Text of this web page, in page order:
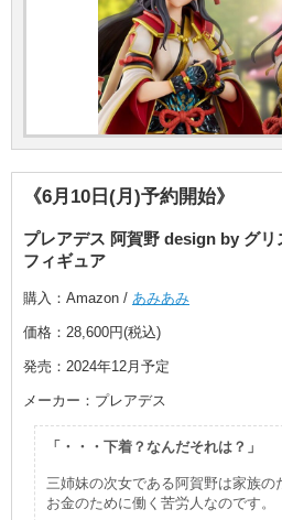
《6月10日(月)予約開始》
プレアデス 阿賀野 design by グリ
フィギュア
購入：Amazon / あみあみ
価格：28,600円(税込)
発売：2024年12月予定
メーカー：プレアデス
「・・・下着？なんだそれは？」
三姉妹の次女である阿賀野は家族の
お金のために働く苦労人なのです。